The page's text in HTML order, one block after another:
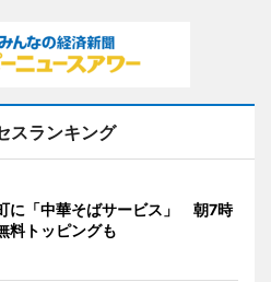
スランキング
に「中華そばサービス」 朝7時
料トッピングも